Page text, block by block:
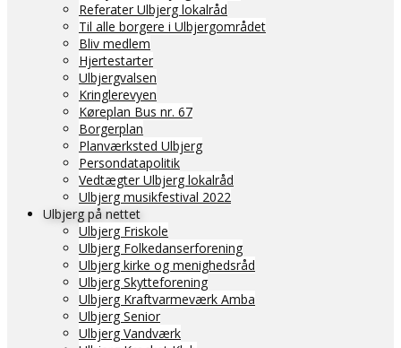
Referater Ulbjerg lokalråd
Til alle borgere i Ulbjergområdet
Bliv medlem
Hjertestarter
Ulbjergvalsen
Kringlerevyen
Køreplan Bus nr. 67
Borgerplan
Planværksted Ulbjerg
Persondatapolitik
Vedtægter Ulbjerg lokalråd
Ulbjerg musikfestival 2022
Ulbjerg på nettet
Ulbjerg Friskole
Ulbjerg Folkedanserforening
Ulbjerg kirke og menighedsråd
Ulbjerg Skytteforening
Ulbjerg Kraftvarmeværk Amba
Ulbjerg Senior
Ulbjerg Vandværk